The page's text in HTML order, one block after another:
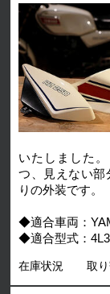
いたしました
つ、見えない部
りの外装です。
◆適合車両：
◆適合型式：
在庫状況 取